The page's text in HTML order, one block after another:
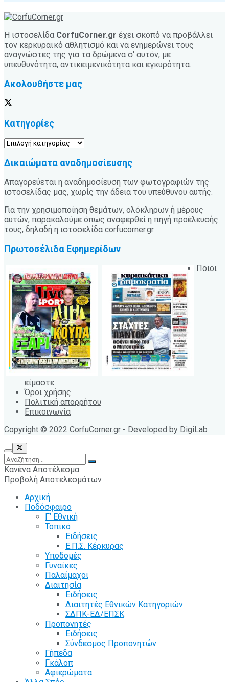
Η ιστοσελίδα CorfuCorner.gr έχει σκοπό να προβάλλει
τον κερκυραϊκό αθλητισμό και να ενημερώνει τους
αναγνώστες της για τα δρώμενα σ' αυτόν, με
υπευθυνότητα, αντικειμενικότητα και εγκυρότητα.
Ακολουθήστε μας
Κατηγορίες
Κατηγορίες
Δικαιώματα αναδημοσίευσης
Απαγορεύεται η αναδημοσίευση των φωτογραφιών της
ιστοσελίδας μας, χωρίς την άδεια του υπεύθυνου αυτής.
Για την χρησιμοποίηση θεμάτων, ολόκληρων ή μέρους
αυτών, παρακαλούμε όπως αναφερθεί η πηγή προέλευσής
τους, δηλαδή η ιστοσελίδα corfucorner.gr.
Πρωτοσέλιδα Εφημερίδων
Ποιοι
είμαστε
Όροι χρήσης
Πολιτική απορρήτου
Επικοινωνία
Copyright © 2022 CorfuCorner.gr - Developed by DigiLab
Κανένα Αποτέλεσμα
Προβολή Αποτελεσμάτων
Αρχική
Ποδόσφαιρο
Γ’ Εθνική
Τοπικό
Ειδήσεις
Ε.Π.Σ. Κέρκυρας
Υποδομές
Γυναίκες
Παλαίμαχοι
Διαιτησία
Ειδήσεις
Διαιτητές Εθνικών Κατηγοριών
ΣΔΠΚ-ΕΔ/ΕΠΣΚ
Προπονητές
Ειδήσεις
Σύνδεσμος Προπονητών
Γήπεδα
Γκάλοπ
Αφιερώματα